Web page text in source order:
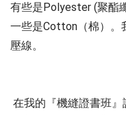
有些是Polyester (聚酯
一些是Cotton（棉）。
壓線。
在我的『機縫證書班